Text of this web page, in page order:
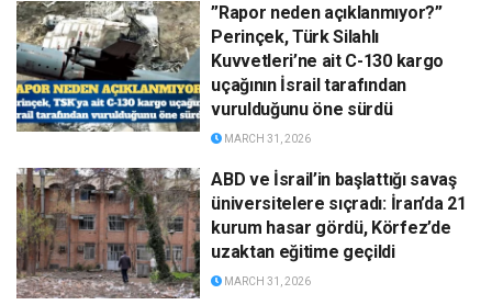
”Rapor neden açıklanmıyor?”
Perinçek, Türk Silahlı
Kuvvetleri’ne ait C-130 kargo
uçağının İsrail tarafından
vurulduğunu öne sürdü
MARCH 31, 2026
ABD ve İsrail’in başlattığı savaş
üniversitelere sıçradı: İran’da 21
kurum hasar gördü, Körfez’de
uzaktan eğitime geçildi
MARCH 31, 2026